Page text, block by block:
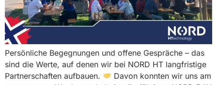
Persönliche Begegnungen und offene Gespräche – das
sind die Werte, auf denen wir bei NORD HT langfristige
Partnerschaften aufbauen.
Davon konnten wir uns am